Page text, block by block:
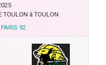
TOULON à TOULON
92